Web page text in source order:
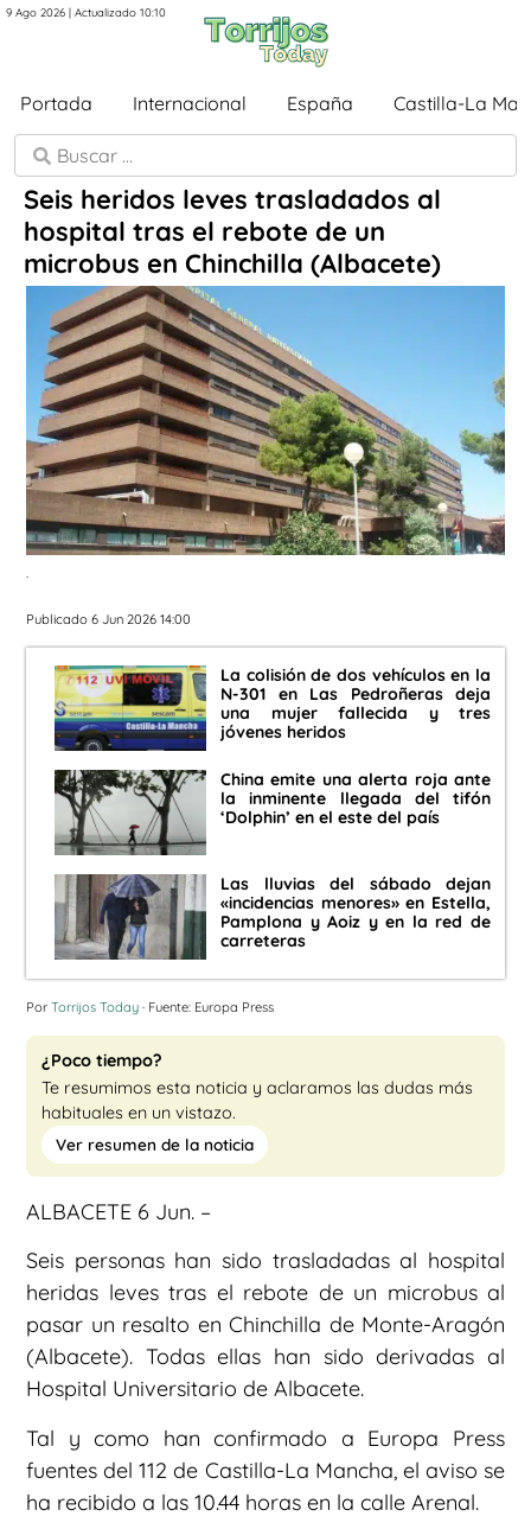
9 Ago 2026 | Actualizado 10:10
Portada Internacional España Castilla-La
Seis heridos leves trasladados al
hospital tras el rebote de un
microbus en Chinchilla (Albacete)
.
Publicado 6 Jun 2026 14:00
La colisión de dos vehículos en la
N-301 en Las Pedroñeras deja
una mujer fallecida y tres
jóvenes heridos
China emite una alerta roja ante
la inminente llegada del tifón
‘Dolphin’ en el este del país
Las lluvias del sábado dejan
«incidencias menores» en Estella,
Pamplona y Aoiz y en la red de
carreteras
Por Torrijos Today · Fuente: Europa Press
¿Poco tiempo?
Te resumimos esta noticia y aclaramos las dudas más
habituales en un vistazo.
Ver resumen de la noticia
ALBACETE 6 Jun. –
Seis personas han sido trasladadas al hospital
heridas leves tras el rebote de un microbus al
pasar un resalto en Chinchilla de Monte-Aragón
(Albacete). Todas ellas han sido derivadas al
Hospital Universitario de Albacete.
Tal y como han confirmado a Europa Press
fuentes del 112 de Castilla-La Mancha, el aviso se
ha recibido a las 10.44 horas en la calle Arenal.